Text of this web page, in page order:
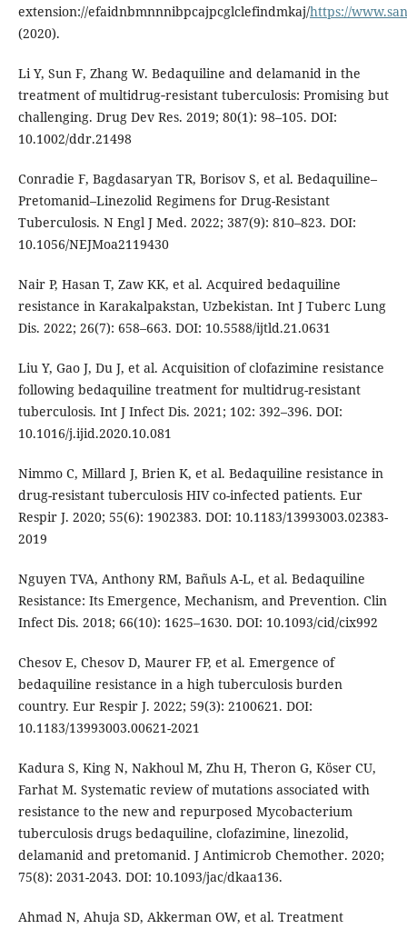
extension://efaidnbmnnnibpcajpcglclefindmkaj/https://
(2020).
Li Y, Sun F, Zhang W. Bedaquiline and delamanid in the
treatment of multidrug‐resistant tuberculosis: Promising but
challenging. Drug Dev Res. 2019; 80(1): 98–105. DOI:
10.1002/ddr.21498
Conradie F, Bagdasaryan TR, Borisov S, et al. Bedaquiline–
Pretomanid–Linezolid Regimens for Drug-Resistant
Tuberculosis. N Engl J Med. 2022; 387(9): 810–823. DOI:
10.1056/NEJMoa2119430
Nair P, Hasan T, Zaw KK, et al. Acquired bedaquiline
resistance in Karakalpakstan, Uzbekistan. Int J Tuberc Lung
Dis. 2022; 26(7): 658–663. DOI: 10.5588/ijtld.21.0631
Liu Y, Gao J, Du J, et al. Acquisition of clofazimine resistance
following bedaquiline treatment for multidrug-resistant
tuberculosis. Int J Infect Dis. 2021; 102: 392–396. DOI:
10.1016/j.ijid.2020.10.081
Nimmo C, Millard J, Brien K, et al. Bedaquiline resistance in
drug-resistant tuberculosis HIV co-infected patients. Eur
Respir J. 2020; 55(6): 1902383. DOI: 10.1183/13993003.02383-
2019
Nguyen TVA, Anthony RM, Bañuls A-L, et al. Bedaquiline
Resistance: Its Emergence, Mechanism, and Prevention. Clin
Infect Dis. 2018; 66(10): 1625–1630. DOI: 10.1093/cid/cix992
Chesov E, Chesov D, Maurer FP, et al. Emergence of
bedaquiline resistance in a high tuberculosis burden
country. Eur Respir J. 2022; 59(3): 2100621. DOI:
10.1183/13993003.00621-2021
Kadura S, King N, Nakhoul M, Zhu H, Theron G, Köser CU,
Farhat M. Systematic review of mutations associated with
resistance to the new and repurposed Mycobacterium
tuberculosis drugs bedaquiline, clofazimine, linezolid,
delamanid and pretomanid. J Antimicrob Chemother. 2020;
75(8): 2031-2043. DOI: 10.1093/jac/dkaa136.
Ahmad N, Ahuja SD, Akkerman OW, et al. Treatment